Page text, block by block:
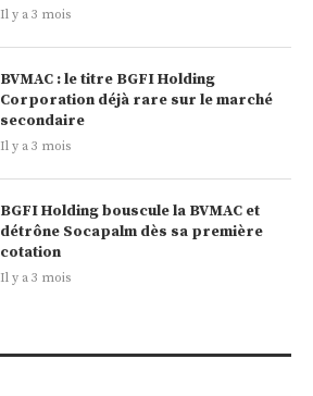
Il y a 3 mois
BVMAC : le titre BGFI Holding
Corporation déjà rare sur le marché
secondaire
Il y a 3 mois
BGFI Holding bouscule la BVMAC et
détrône Socapalm dès sa première
cotation
Il y a 3 mois